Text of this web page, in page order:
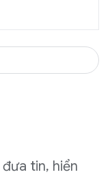
tin, hiển